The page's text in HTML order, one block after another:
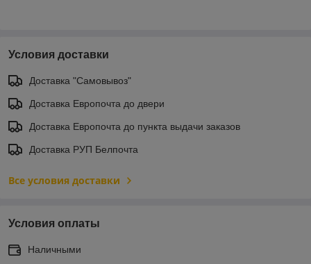
Условия доставки
Доставка "Самовывоз"
Доставка Европочта до двери
Доставка Европочта до пункта выдачи заказов
Доставка РУП Белпочта
Все условия доставки
Условия оплаты
Наличными